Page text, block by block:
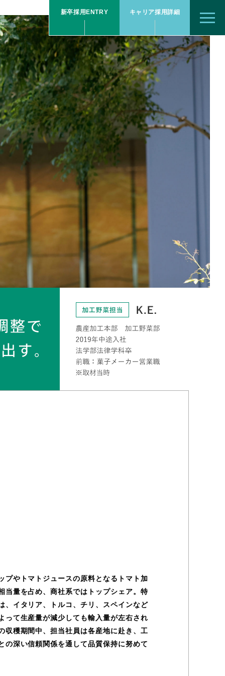
新卒採用 ENTRY キャリア採用詳細
プやトマトジュースの原料となるトマト加
当量を占め、商社系ではトップシェア。特
、イタリア、トルコ、チリ、スペインなど
って生産量が減少しても輸入量が左右され
収穫期間中、担当社員は各産地に赴き、工
の深い信頼関係を通して品質保持に努めて